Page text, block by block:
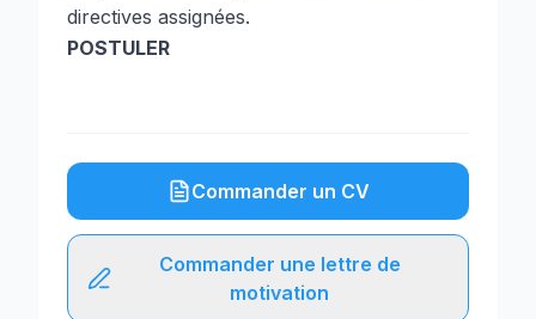
directives assignées.
POSTULER
Commander un CV
Commander une lettre de
motivation